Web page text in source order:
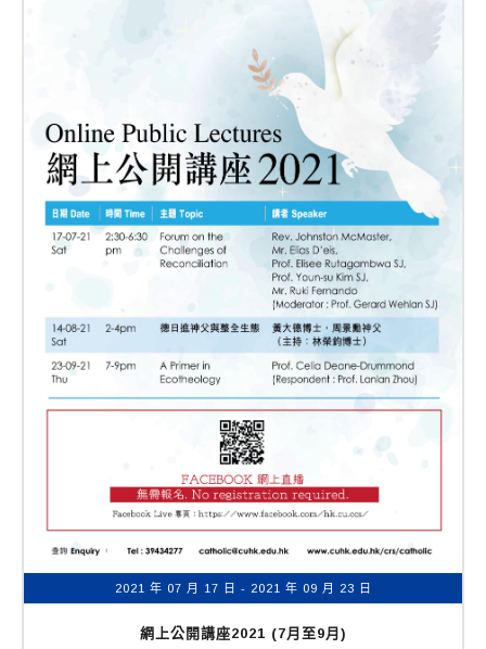
2021 年 07 月 17 日 - 2021 年 09 月 23 日
網上公開講座2021 (7月至9月)